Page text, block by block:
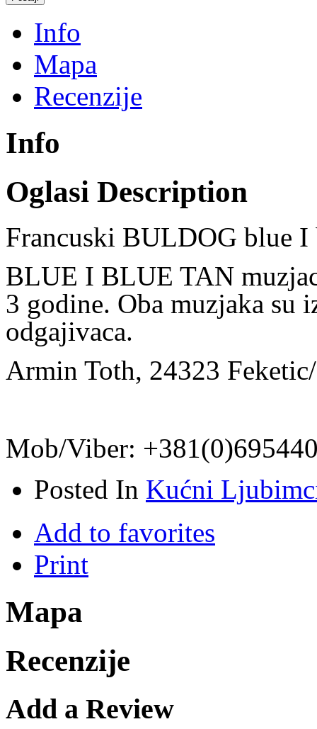
Info
Mapa
Recenzije
Info
Oglasi Description
Francuski BULDOG blue I
BLUE I BLUE TAN
3 godine. Oba muzjaka su
odgajivaca.
Armin Toth, 24323
Mob/Viber:
Posted In Kućni
Add to favorites
Print
Mapa
Recenzije
Add a Review